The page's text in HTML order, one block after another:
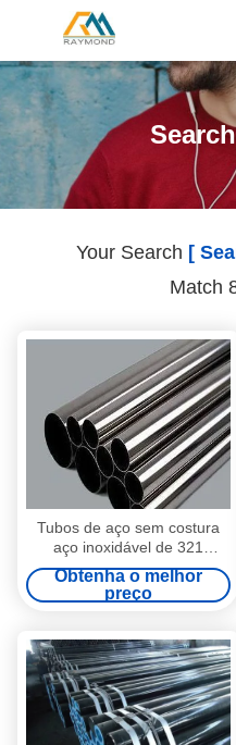
Your Search [
Match
Tubos de aço sem costura
aço inoxidável de 321
DIN2462 de ASTM A312,
A213, A269, 269 M, GB,
T14975, / tubo
Obtenha o melhor
preço